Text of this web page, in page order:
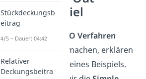
(FIFO) Beispiel
Um diebeiden FIFO Verfahren
verständlicher zu machen, erklären
wir sie dir anhand eines Beispiels.
Stückdeckungsb
eitrag
4/5 – Dauer: 04:42
Relativer
Deckungsbeitra